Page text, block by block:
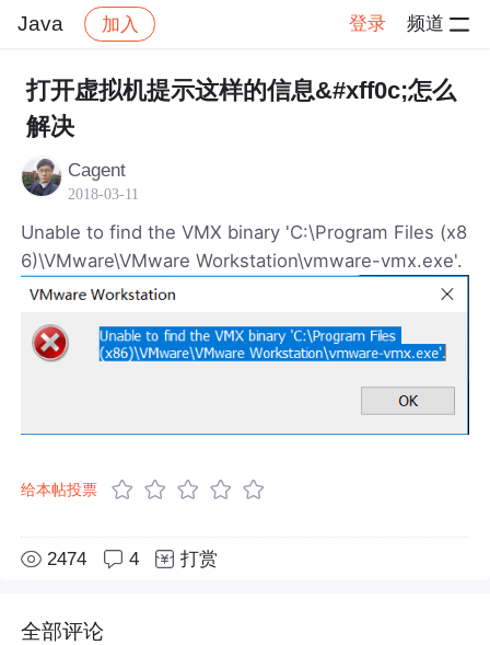
Java 加入 登录 频道
社区 Java 帖子详情
打开虚拟机提示这样的信息&#xff0c;怎么
解决
Cagent
2018-03-11
Unable to find the VMX binary 'C:\Program Files (x8
6)\VMware\VMware Workstation\vmware-vmx.exe'.
给本帖投票
2474 4 打赏
全部评论